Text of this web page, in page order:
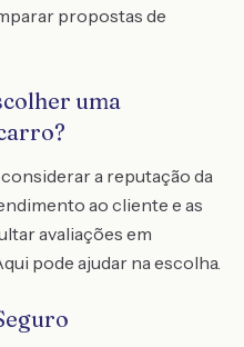
propostas de
uma
a reputação da
ao cliente e as
avaliações em
pode ajudar na escolha.